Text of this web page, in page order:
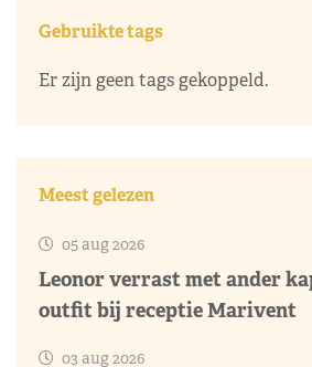
Gebruikte tags
Er zijn geen tags gekoppeld.
Meest gelezen
05 aug 2026
Leonor verrast met ander
outfit bij receptie Marivent
03 aug 2026